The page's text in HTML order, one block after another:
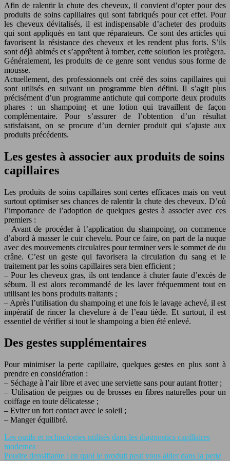
Afin de ralentir la chute des cheveux, il convient d’opter pour des
produits de soins capillaires qui sont fabriqués pour cet effet. Pour
les cheveux dévitalisés, il est indispensable d’acheter des produits
qui sont appliqués en tant que réparateurs. Ce sont des articles qui
favorisent la résistance des cheveux et les rendent plus forts. S’ils
sont déjà abimés et s’apprêtent à tomber, cette solution les protègera.
Généralement, les produits de ce genre sont vendus sous forme de
mousse.
Actuellement, des professionnels ont créé des soins capillaires qui
sont utilisés en suivant un programme bien défini. Il s’agit plus
précisément d’un programme antichute qui comporte deux produits
phares : un shampoing et une lotion qui travaillent de façon
complémentaire. Pour s’assurer de l’obtention d’un résultat
satisfaisant, on se procure d’un dernier produit qui s’ajuste aux
produits précédents.
Les gestes à associer aux produits de soins
capillaires
Les produits de soins capillaires sont certes efficaces mais on veut
surtout optimiser ses chances de ralentir la chute des cheveux. D’où
l’importance de l’adoption de quelques gestes à associer avec ces
premiers :
– Avant de procéder à l’application du shampoing, on commence
d’abord à masser le cuir chevelu. Pour ce faire, on part de la nuque
avec des mouvements circulaires pour terminer vers le sommet de du
crâne. C’est un geste qui favorisera la circulation du sang et le
traitement par les soins capillaires sera bien efficient ;
– Pour les cheveux gras, ils ont tendance à chuter faute d’excès de
sébum. Il est alors recommandé de les laver fréquemment tout en
utilisant les bons produits traitants ;
– Après l’utilisation du shampoing et une fois le lavage achevé, il est
impératif de rincer la chevelure à de l’eau tiède. Et surtout, il est
essentiel de vérifier si tout le shampoing a bien été enlevé.
Des gestes supplémentaires
Pour minimiser la perte capillaire, quelques gestes en plus sont à
prendre en considération :
– Séchage à l’air libre et avec une serviette sans pour autant frotter ;
– Utilisation de peignes ou de brosses en fibres naturelles pour un
coiffage en toute délicatesse ;
– Eviter un fort contact avec le soleil ;
– Manger équilibré.
Les outils et technologies utilisés dans les diagnostics capillaires
modernes
Poudre densifiante : en quoi le produit peut vous aider dans la perte